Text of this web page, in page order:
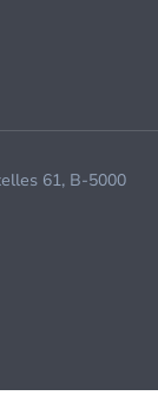
61, B-5000